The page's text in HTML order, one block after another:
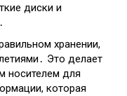
диски и
хранении,
Это делает
носителем для
которая